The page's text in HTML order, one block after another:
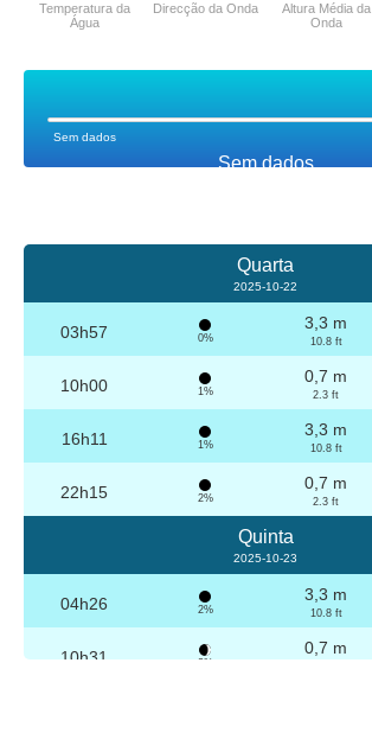
Sem dados
Sem dados
Temperatura da
Água
Direcção da Onda
Altura Média da
Onda
Quarta
2025-10-22
03h57 0%
3,3 m
10.8 ft
10h00 1%
0,7 m
2.3 ft
16h11 1%
3,3 m
10.8 ft
22h15 2%
0,7 m
2.3 ft
Quinta
2025-10-23
04h26 2%
3,3 m
10.8 ft
10h31 3%
0,7 m